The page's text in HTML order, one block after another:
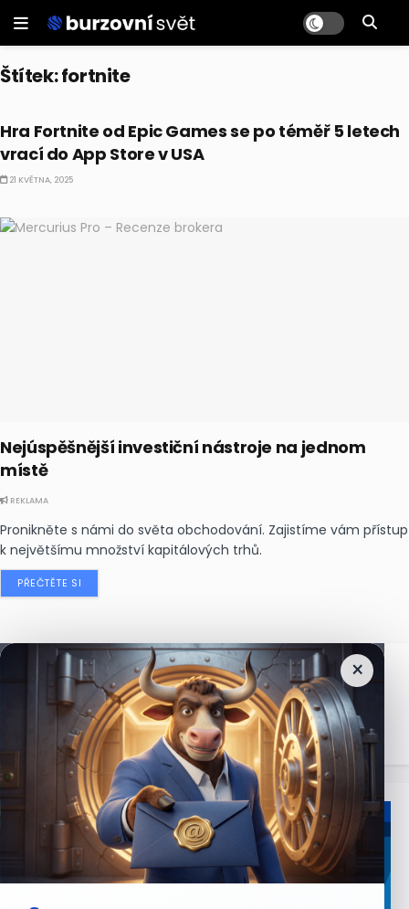
Štítek:fortnite
Hra Fortnite od Epic Games se po téměř 5 letech
vrací do App Store v USA
21 KVĚTNA, 2025
Nejúspěšnější investiční nástroje na jednom
místě
REKLAMA
Pronikněte s námi do světa obchodování. Zajistíme vám přístup
k největšímu množství kapitálových trhů.
PŘEČTĚTE SI
×
Nejčtenějšízprávy